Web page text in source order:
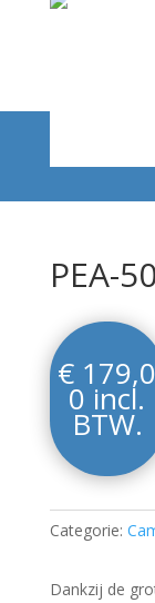
PEA-
€ 179,0
0 incl.
BTW.
Categorie:
Dankzij de